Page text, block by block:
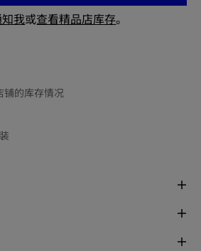
我或查看精品店库存。
铺的库存情况